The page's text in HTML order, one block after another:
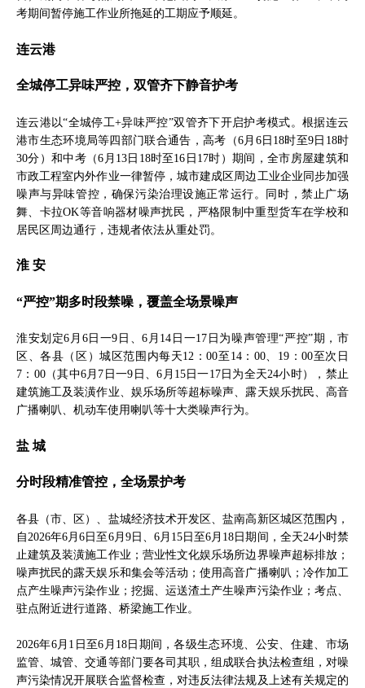
考期间暂停施工作业所拖延的工期应予顺延。
连云港
全城停工异味严控，双管齐下静音护考
连云港以“全城停工+异味严控”双管齐下开启护考模式。根据连云
港市生态环境局等四部门联合通告，高考（6月6日18时至9日18时
30分）和中考（6月13日18时至16日17时）期间，全市房屋建筑和
市政工程室内外作业一律暂停，城市建成区周边工业企业同步加强
噪声与异味管控，确保污染治理设施正常运行。同时，禁止广场
舞、卡拉OK等音响器材噪声扰民，严格限制中重型货车在学校和
居民区周边通行，违规者依法从重处罚。
淮 安
“严控”期多时段禁噪，覆盖全场景噪声
淮安划定6月6日一9日、6月14日一17日为噪声管理“严控”期，市
区、各县（区）城区范围内每天12：00至14：00、19：00至次日
7：00（其中6月7日一9日、6月15日一17日为全天24小时），禁止
建筑施工及装潢作业、娱乐场所等超标噪声、露天娱乐扰民、高音
广播喇叭、机动车使用喇叭等十大类噪声行为。
盐 城
分时段精准管控，全场景护考
各县（市、区）、盐城经济技术开发区、盐南高新区城区范围内，
自2026年6月6日至6月9日、6月15日至6月18日期间，全天24小时禁
止建筑及装潢施工作业；营业性文化娱乐场所边界噪声超标排放；
噪声扰民的露天娱乐和集会等活动；使用高音广播喇叭；冷作加工
点产生噪声污染作业；挖掘、运送渣土产生噪声污染作业；考点、
驻点附近进行道路、桥梁施工作业。
2026年6月1日至6月18日期间，各级生态环境、公安、住建、市场
监管、城管、交通等部门要各司其职，组成联合执法检查组，对噪
声污染情况开展联合监督检查，对违反法律法规及上述有关规定的